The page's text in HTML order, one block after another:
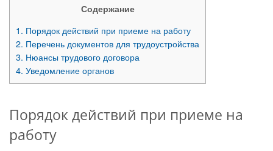
Содержание
1. Порядок действий при приеме на работу
2. Перечень документов для трудоустройства
3. Нюансы трудового договора
4. Уведомление органов
Порядок действий при приеме на
работу